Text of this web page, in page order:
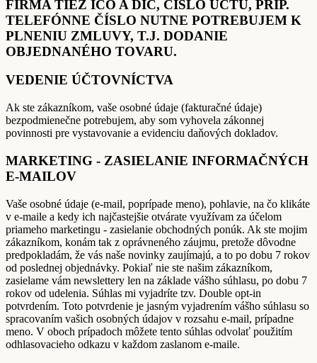
FIRMA TIEŽ IČO A DIČ, ČÍSLO ÚČTU, PRÍP.
TELEFÓNNE ČÍSLO NUTNE POTREBUJEM K
PLNENIU ZMLUVY, T.J. DODANIE
OBJEDNANÉHO TOVARU.
VEDENIE ÚČTOVNÍCTVA
Ak ste zákazníkom, vaše osobné údaje (fakturačné údaje)
bezpodmienečne potrebujem, aby som vyhovela zákonnej
povinnosti pre vystavovanie a evidenciu daňových dokladov.
MARKETING - ZASIELANIE INFORMAČNÝCH
E-MAILOV
Vaše osobné údaje (e-mail, poprípade meno), pohlavie, na čo klikáte
v e-maile a kedy ich najčastejšie otvárate využívam za účelom
priameho marketingu - zasielanie obchodných ponúk. Ak ste mojim
zákazníkom, konám tak z oprávneného záujmu, pretože dôvodne
predpokladám, že vás naše novinky zaujímajú, a to po dobu 7 rokov
od poslednej objednávky. Pokiaľ nie ste našim zákazníkom,
zasielame vám newslettery len na základe vášho súhlasu, po dobu 7
rokov od udelenia. Súhlas mi vyjadríte tzv. Double opt-in
potvrdením. Toto potvrdenie je jasným vyjadrením vášho súhlasu so
spracovaním vašich osobných údajov v rozsahu e-mail, prípadne
meno. V oboch prípadoch môžete tento súhlas odvolať použitím
odhlasovacieho odkazu v každom zaslanom e-maile.